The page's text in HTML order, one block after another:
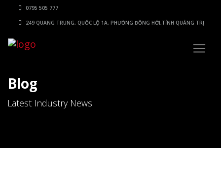
0795 505 777
249 QUANG TRUNG, QUỐC LỘ 1A, PHƯỜNG ĐỒNG HỚI,TỈNH QUẢNG TRỊ
Blog
Latest Industry News